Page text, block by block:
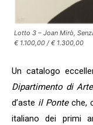
Lotto 3 – Joan Mirò,
€ 1.100,00 / € 1.300,00
Un catalogo
Dipartimento di
d’aste il Ponteche,
italiano dei primi